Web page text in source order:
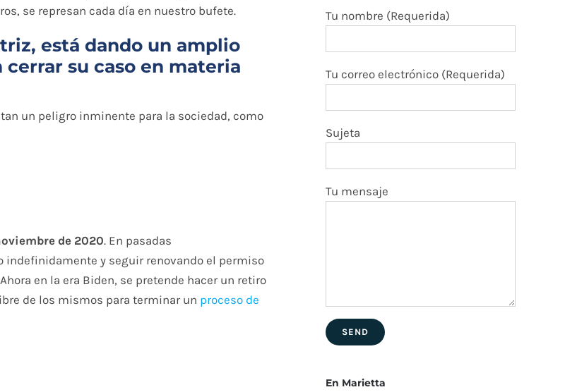
se represan cada día en nuestro bufete.
está dando un amplio
su caso en materia
un peligro inminente para la sociedad, como
de 2020. En pasadas
indefinidamente y seguir renovando el permiso
en la era Biden, se pretende hacer un retiro
de los mismos para terminar un proceso de
Tu nombre (Requerida)
Tu correo electrónico (Requerida)
Sujeta
Tu mensaje
En Marietta